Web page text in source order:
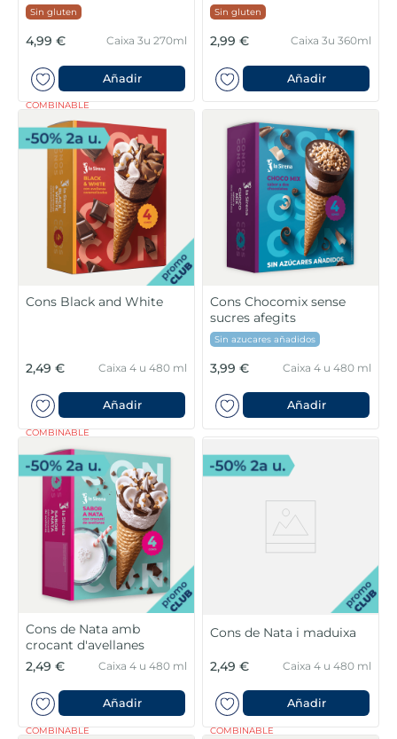
Sin gluten
4,99 €
COMBINABLE
Caixa 3u 270ml
Añadir
Sin gluten
2,99 € Caixa 3u 360ml
Añadir
Cons Black and White
2,49 €
COMBINABLE
Caixa 4 u 480 ml
Añadir
Cons Chocomix sense
sucres afegits
Sin azucares añadidos
3,99 € Caixa 4 u 480 ml
Añadir
Cons de Nata amb
crocant d'avellanes
2,49 €
COMBINABLE
Caixa 4 u 480 ml
Añadir
Cons de Nata i maduixa
2,49 €
COMBINABLE
Caixa 4 u 480 ml
Añadir